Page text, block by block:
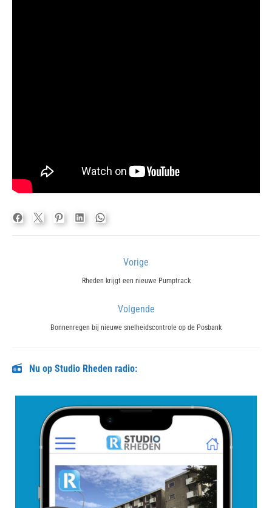
Vorige
Previous
Rheden krijgt een nieuwe Pumptrack
Volgende
Next
Bonnenregen bij nieuwe snelheidscontrole op de Posbank
Nu op Studio Rheden radio: